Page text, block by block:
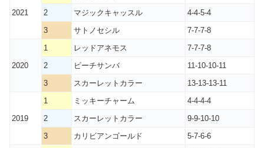
2021
2
マジックキャッスル
4-4-5-4
3
サトノセシル 7-7-7-8
2020
1 レッドアネモス
7-7-7-8
2
ビーチサンバ
11-10-10-11
3
スカーレットカラー 13-13-13-11
2019
1 ミッキーチャーム
4-4-4-4
2
スカーレットカラー
9-9-10-10
3
カリビアンゴールド 5-7-6-6